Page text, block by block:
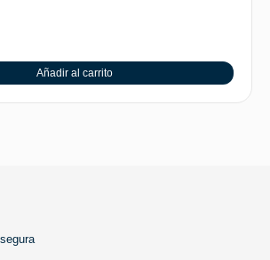
Añadir al carrito